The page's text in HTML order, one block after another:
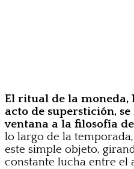
El ritual de la moneda,
acto de superstición,
ventana a la filosofía
lo largo de la
este simple objeto,
constante lucha entre el